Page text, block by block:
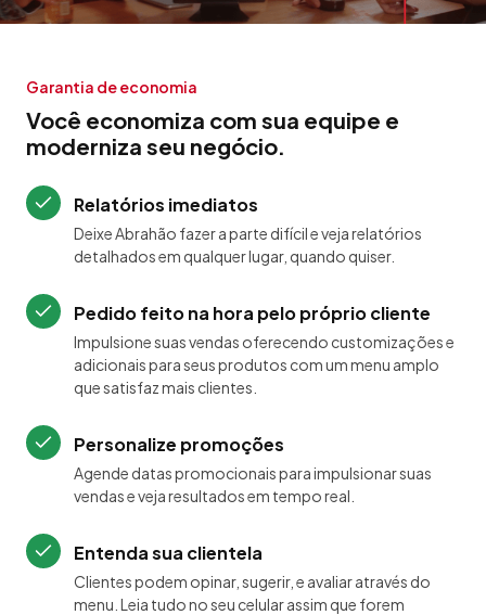
Garantia de economia
Você economiza com sua equipe e
moderniza seu negócio.
Relatórios imediatos
Deixe Abrahão fazer a parte difícil e veja relatórios
detalhados em qualquer lugar, quando quiser.
Pedido feito na hora pelo próprio cliente
Impulsione suas vendas oferecendo customizações e
adicionais para seus produtos com um menu amplo
que satisfaz mais clientes.
Personalize promoções
Agende datas promocionais para impulsionar suas
vendas e veja resultados em tempo real.
Entenda sua clientela
Clientes podem opinar, sugerir, e avaliar através do
menu. Leia tudo no seu celular assim que forem